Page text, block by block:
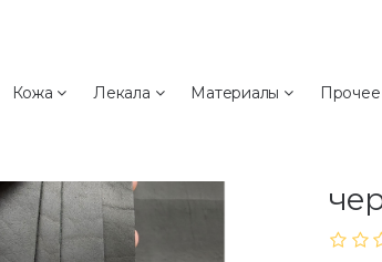
Кожа Лекала Материалы Прочее